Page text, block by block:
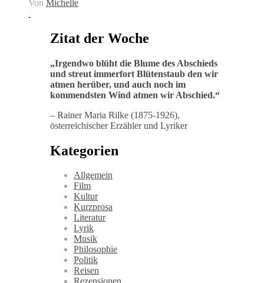
Von Michelle
Zitat der Woche
„Irgendwo blüht die Blume des Abschieds
und streut immerfort Blütenstaub den wir
atmen herüber, und auch noch im
kommendsten Wind atmen wir Abschied.“
– Rainer Maria Rilke (1875-1926),
österreichischer Erzähler und Lyriker
Kategorien
Allgemein
Film
Kultur
Kurzprosa
Literatur
Lyrik
Musik
Philosophie
Politik
Reisen